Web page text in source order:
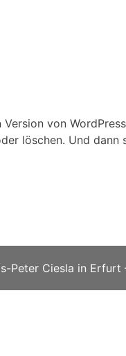
von
löschen. Und dann
Peter Ciesla in